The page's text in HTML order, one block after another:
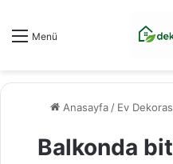
Menü
Anasayfa / Ev
Balkonda